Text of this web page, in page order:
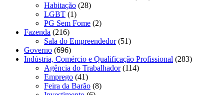
Habitação (28)
LGBT (1)
PG Sem Fome (2)
Fazenda (216)
Sala do Empreendedor(51)
Governo (696)
Indústria, Comércio e Qualificação Profissional (283)
Agência do Trabalhador(114)
Emprego (41)
Feira da Barão (8)